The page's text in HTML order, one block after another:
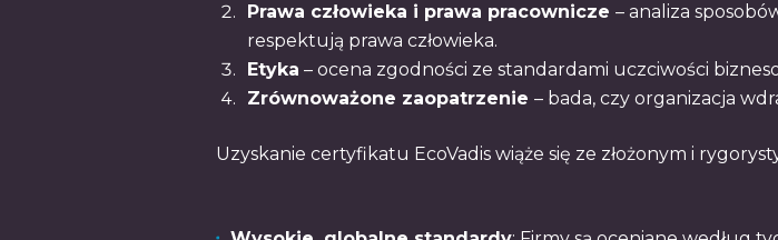
Prawa człowieka i prawa pracownicze – analiza
respektują prawa człowieka.
Etyka – ocena zgodności ze standardami uczciwości
Zrównoważone zaopatrzenie – bada, czy organizacja
Uzyskanie certyfikatu EcoVadis wiąże się ze złożonym i